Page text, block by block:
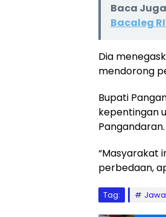
Baca Juga
Bacaleg
Dia
mendorong
Bupati
kepentingan
Pangandaran.
“Masyarakat
perbedaan,
Tag: